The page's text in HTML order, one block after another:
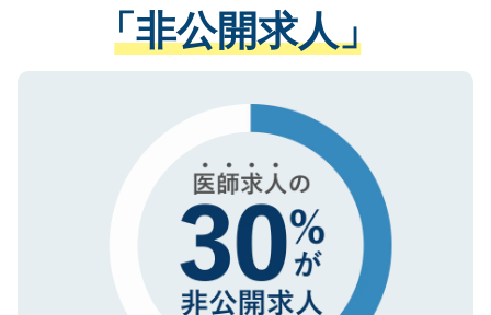
管理基準を満たした事業者のみに付与され
る、プライバシーマークを取得済みです。
で、機密保持に関してもご安心ください。
させていただきます。すぐにご転職をされ
ない方には、長期的なサポートが可能です
ので、まずはご登録ください。
「非公開求人」